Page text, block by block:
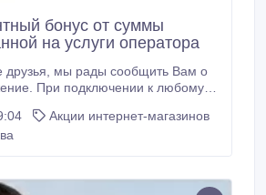
бонус от суммы
на услуги оператора
Вам о
При подключении к любому
20-ти процентный бонус от
Акции интернет-магазинов